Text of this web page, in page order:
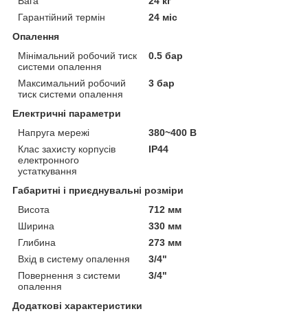
Гарантійний термін
24 міс
Опалення
Мінімальний робочий тиск
системи опалення
0.5 бар
Максимальний робочий
тиск системи опалення
3 бар
Електричні параметри
Напруга мережі
380~400 В
Клас захисту корпусів
електронного
устаткування
IP44
Габаритні і приєднувальні розміри
Висота
712 мм
Ширина
330 мм
Глибина
273 мм
Вхід в систему опалення
3/4"
Повернення з системи
опалення
3/4"
Додаткові характеристики